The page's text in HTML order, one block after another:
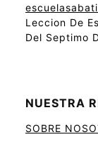
Leccion De
Del Septimo
NUESTRA
SOBRE